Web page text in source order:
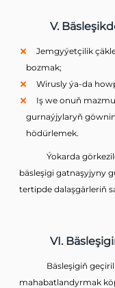
V.
Jemgyýetçilik
bozmak;
Wirusly ýa-da
Iş we onuň
gurnaýjylaryň
hödürlemek.
Ýokarda
bäsleşigi gatnaşyjyny
tertipde dalaşgärleriň
VI.
Bäsleşigiň
mahabatlandyrmak